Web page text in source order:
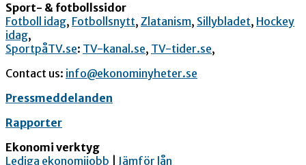
Sport- & fotbollssidor
Fotboll idag, Fotbollsnytt, Zlatanism, Sillybladet, Hockey
idag,
SportpåTV.se: TV-kanal.se, TV-tider.se,
Contact us: info@ekonominyheter.se
Pressmeddelanden
Rapporter
Ekonomi verktyg
Lediga ekonomijobb
Jämför lån